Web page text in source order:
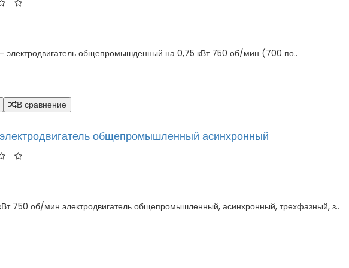
общепромышденный на 0,75 кВт 750 об/мин (700 по..
В сравнение
общепромышленный асинхронный
750 об/мин электродвигатель общепромышленный, асинхронный, трехфазный, з..